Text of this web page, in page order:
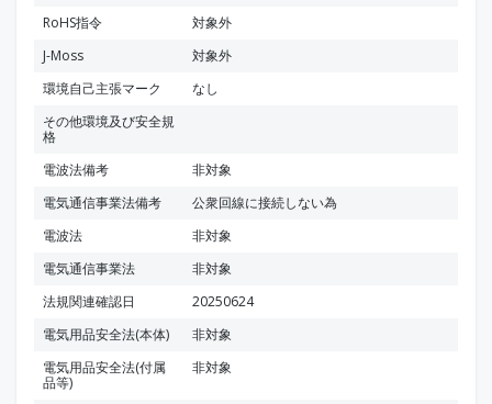
RoHS指令
対象外
J-Moss
対象外
環境自己主張マーク
なし
その他環境及び安全規
格
電波法備考
非対象
電気通信事業法備考
公衆回線に接続しない為
電波法
非対象
電気通信事業法
非対象
法規関連確認日
20250624
電気用品安全法(本体)
非対象
電気用品安全法(付属
品等)
非対象